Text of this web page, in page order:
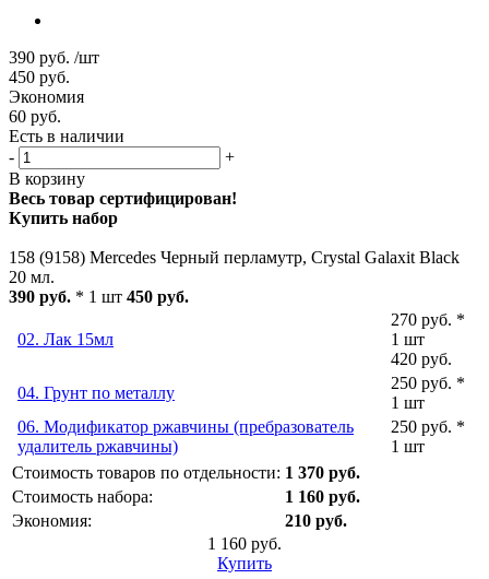
390 руб. /шт
450 руб.
Экономия
60 руб.
Есть в наличии
-
+
В корзину
Весь товар сертифицирован!
Купить набор
158 (9158) Mercedes Черный перламутр, Crystal Galaxit Black
20 мл.
390 руб. * 1 шт 450 руб.
02. Лак 15мл
270 руб. *
1 шт
420 руб.
04. Грунт по металлу
250 руб. *
1 шт
06. Модификатор ржавчины (пребразователь
удалитель ржавчины)
250 руб. *
1 шт
Стоимость товаров по отдельности: 1 370 руб.
Стоимость набора:
1 160 руб.
Экономия:
210 руб.
1 160 руб.
Купить